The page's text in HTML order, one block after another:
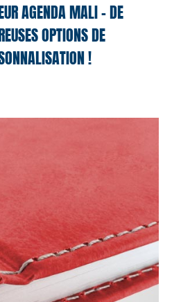
AGENDA MALI – DE
OPTIONS DE
!